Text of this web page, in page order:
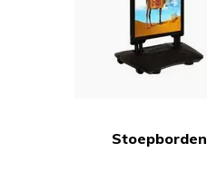
Stoepborden